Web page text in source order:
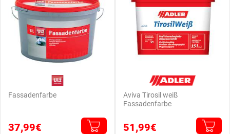
Fassadenfarbe
37,99€
Aviva Tirosil weiß
Fassadenfarbe
51,99€